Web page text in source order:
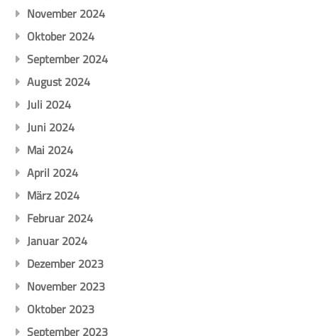
November 2024
Oktober 2024
September 2024
August 2024
Juli 2024
Juni 2024
Mai 2024
April 2024
März 2024
Februar 2024
Januar 2024
Dezember 2023
November 2023
Oktober 2023
September 2023